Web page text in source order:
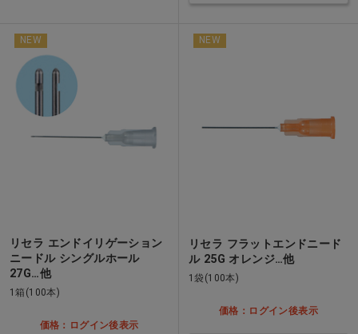
NEW
リセラ エンドイリゲーション
ニードル シングルホール
27G…他
1箱(100本)
価格：ログイン後表示
NEW
リセラ フラットエンドニード
ル 25G オレンジ…他
1袋(100本)
価格：ログイン後表示